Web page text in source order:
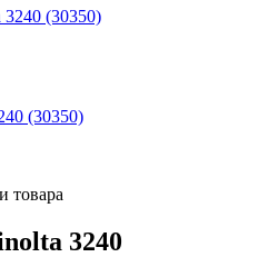
(30350)
товара
3240